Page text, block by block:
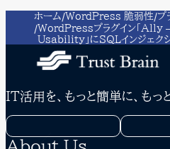
ホーム WordPress 脆弱性 プ
WordPressプラグイン「
Usability」にSQLインジェク
IT活用を、もっと簡単に、もっ